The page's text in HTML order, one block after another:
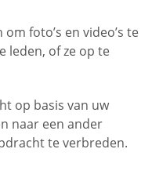
foto’s en video’s te
leden, of ze op te
op basis van uw
naar een ander
te verbreden.